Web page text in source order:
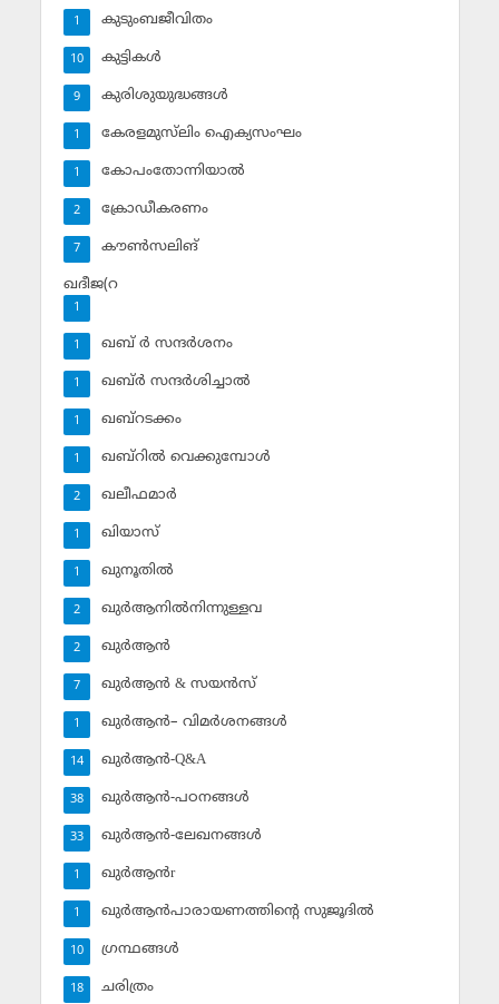
കുടുംബജീവിതം
1
കുട്ടികള്‍
10
കുരിശുയുദ്ധങ്ങള്‍
9
കേരളമുസ്‌ലിം ഐക്യസംഘം
1
കോപംതോന്നിയാല്‍
1
ക്രോഡീകരണം
2
കൗണ്‍സലിങ്‌
7
ഖദീജ(റ
1
ഖബ് ര്‍ സന്ദര്‍ശനം
1
ഖബ്ര്‍ സന്ദര്‍ശിച്ചാല്‍
1
ഖബ്‌റടക്കം
1
ഖബ്‌റില്‍ വെക്കുമ്പോള്‍
1
ഖലീഫമാര്‍
2
ഖിയാസ്
1
ഖുനൂതില്‍
1
ഖുര്‍ആനില്‍നിന്നുള്ളവ
2
ഖുര്‍ആന്‍
2
ഖുര്‍ആന്‍ & സയന്‍സ്‌
7
ഖുര്‍ആന്‍– വിമര്‍ശനങ്ങള്‍
1
ഖുര്‍ആന്‍-Q&A
14
ഖുര്‍ആന്‍-പഠനങ്ങള്‍
38
ഖുര്‍ആന്‍-ലേഖനങ്ങള്‍
33
ഖുര്‍ആന്‍r
1
ഖുര്‍ആന്‍പാരായണത്തിന്റെ സുജൂദില്‍
1
ഗ്രന്ഥങ്ങള്‍
10
ചരിത്രം
18